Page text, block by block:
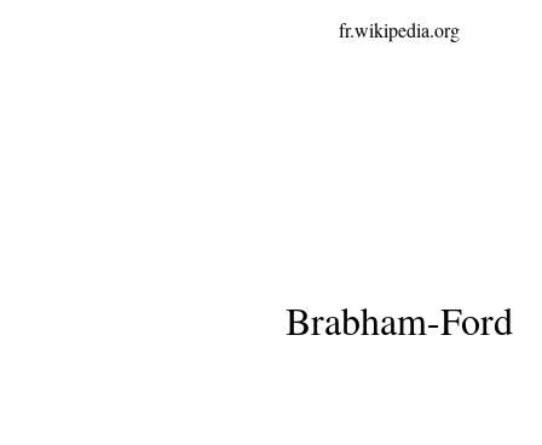
fr.wikipedia.org
Brabham-Ford